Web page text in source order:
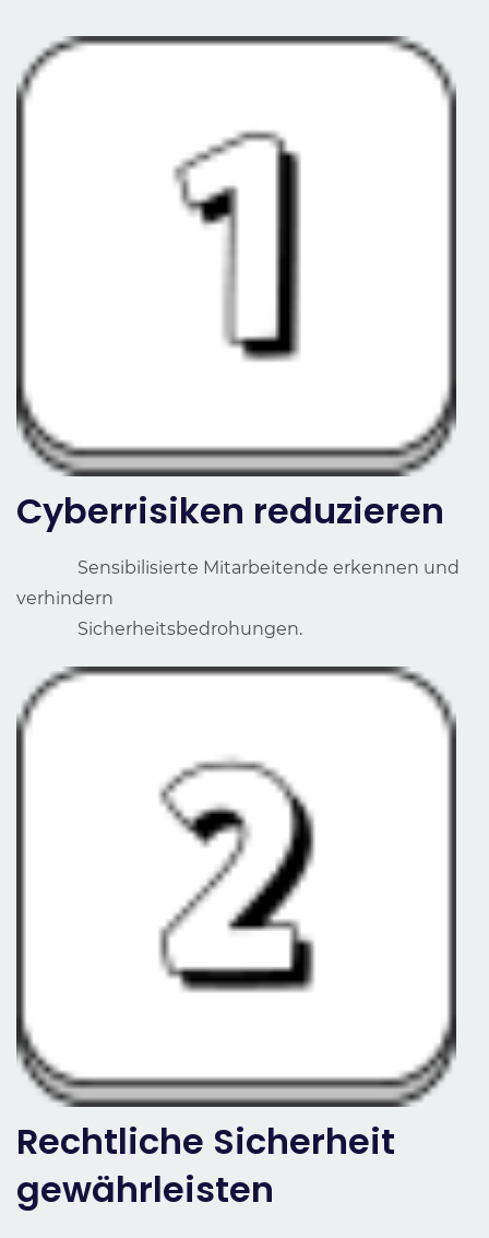
Cyberrisiken reduzieren
Sensibilisierte Mitarbeitende erkennen und
verhindern
Sicherheitsbedrohungen.
Rechtliche Sicherheit
gewährleisten